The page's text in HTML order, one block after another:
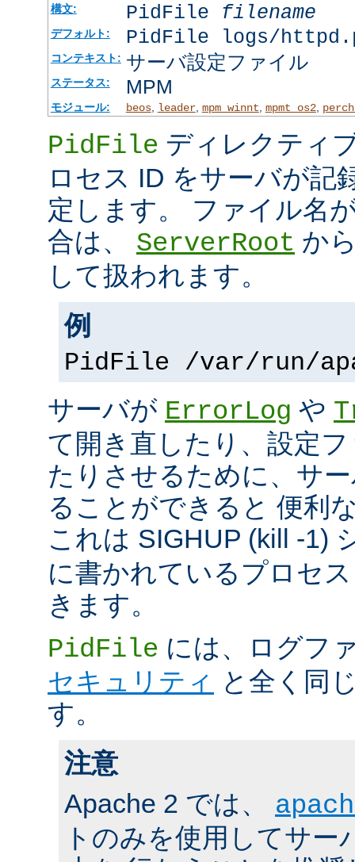
構文: PidFile filename
デフォルト: PidFile logs/
コンテキスト: サーバ設定ファイル
ステータス: MPM
モジュール: beos, leader, mpm_winnt mpmt_os2,
PidFile ディレクティ
ロセス ID をサーバが記
定します。 ファイル名
合は、 ServerRoot か
して扱われます。
例
PidFile /var/run/
サーバが ErrorLog や
て開き直したり、設定
たりさせるために、サ
ることができると 便利
これは SIGHUP (kill -1)
に書かれているプロセ
きます。
PidFile には、ログフ
セキュリティ と全く同
す。
注意
Apache 2 では、
トのみを使用してサー